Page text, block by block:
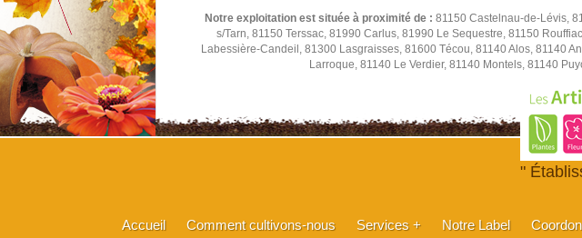
Notre exploitation est située à proximité de : 81150 Castelnau-de-Lévis,
s/Tarn, 81150 Terssac, 81990 Carlus, 81990 Le Sequestre, 81150
Labessière-Candeil, 81300 Lasgraisses, 81600 Técou, 81140 Alos, 81140
Larroque, 81140 Le Verdier, 81140 Montels, 81140
"
Accueil Comment cultivons-nous Services + Notre Label